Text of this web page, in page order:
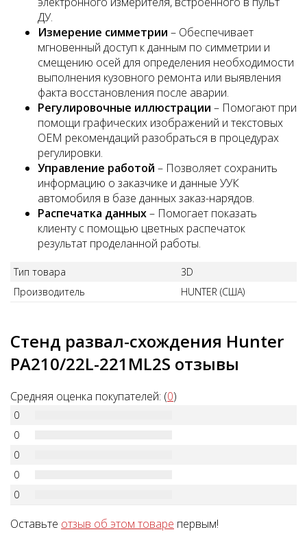
ДУ.
Измерение симметрии – Обеспечивает
мгновенный доступ к данным по симметрии и
смещению осей для определения необходимости
выполнения кузовного ремонта или выявления
факта восстановления после аварии.
Регулировочные иллюстрации – Помогают при
помощи графических изображений и текстовых
OEM рекомендаций разобраться в процедурах
регулировки.
Управление работой – Позволяет сохранить
информацию о заказчике и данные УУК
автомобиля в базе данных заказ-нарядов.
Распечатка данных– Помогает показать
клиенту с помощью цветных распечаток
результат проделанной работы.
Тип товара
3D
Производитель
HUNTER (США)
Стенд развал-схождения Hunter
PA210/22L-221ML2S отзывы
Средняя оценка покупателей: (0)
0
0
0
0
0
Оставьте отзыв об этом товаре первым!